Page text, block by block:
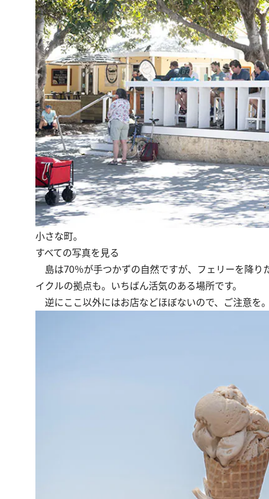
小さな町。
すべての写真を見る
島は70％が手つかずの自然ですが、フェリーを降り
イクルの拠点も。いちばん活気のある場所です。
逆にここ以外にはお店などほぼないので、ご注意を。